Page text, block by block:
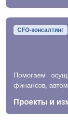
CFO-консалтинг
Помогаем
финансов,
Проекты и